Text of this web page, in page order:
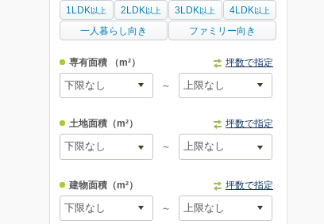
1LDK 以上 2LDK 以上 3LDK 以上 4LDK 以上
一人暮らし向き ファミリー向き
専有面積 （m²） 坪数で指定
～
土地面積（m²） 坪数で指定
～
建物面積（m²） 坪数で指定
～